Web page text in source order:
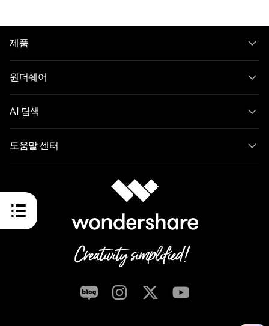
제품
원더쉐어
AI 탐색
도움말 센터